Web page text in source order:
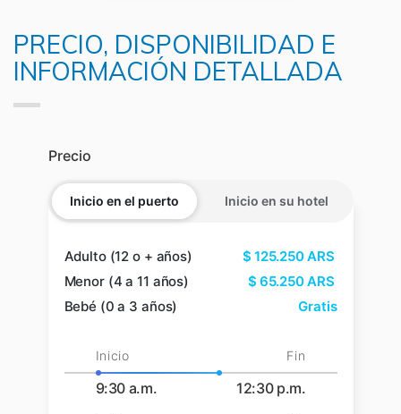
PRECIO, DISPONIBILIDAD E
INFORMACIÓN DETALLADA
Precio
Inicio en el puerto Inicio en su hotel
Adulto (12 o + años) $ 125.250ARS
Menor (4 a 11 años)
$ 65.250ARS
Bebé (0 a 3 años)
Gratis
Inicio Fin
9:30 a.m. 12:30 p.m.